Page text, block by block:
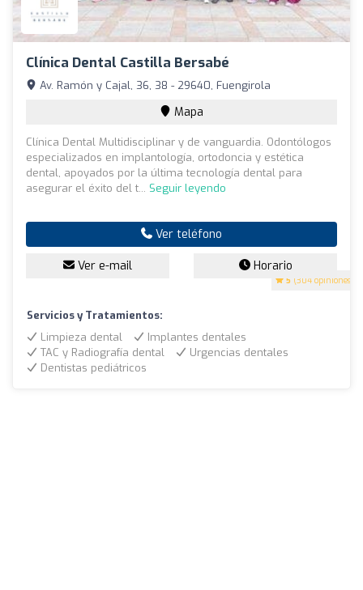
Clínica Dental Castilla Bersabé
5 (304 opiniones)
Av. Ramón y Cajal, 36, 38 - 29640, Fuengirola
Mapa
Clínica Dental Multidisciplinar y de vanguardia. Odontólogos
especializados en implantología, ortodoncia y estética
dental, apoyados por la última tecnología dental para
asegurar el éxito del t... Seguir leyendo
Ver teléfono
Ver e-mail Horario
Servicios y Tratamientos:
Limpieza dental
Implantes dentales
TAC y Radiografía dental
Urgencias dentales
Dentistas pediátricos